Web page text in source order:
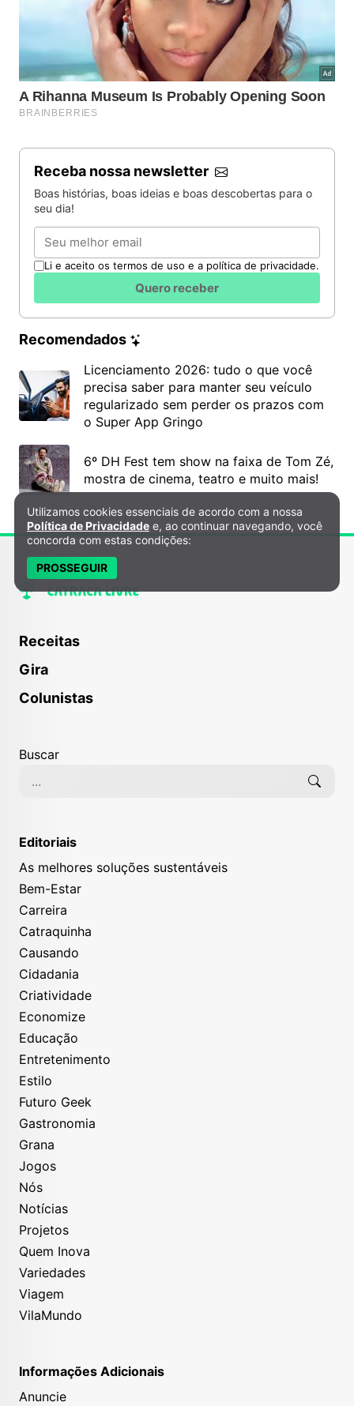
Receba nossa newsletter
Boas histórias, boas ideias e boas descobertas para o
seu dia!
Email
Li e aceito os termos de uso e a política de privacidade.
Quero receber
Recomendados
Licenciamento 2026: tudo o que você
precisa saber para manter seu veículo
regularizado sem perder os prazos com
o Super App Gringo
6º DH Fest tem show na faixa de Tom Zé,
mostra de cinema, teatro e muito mais!
Receitas
Gira
Colunistas
Buscar
Editoriais
As melhores soluções sustentáveis
Bem-Estar
Carreira
Catraquinha
Causando
Cidadania
Criatividade
Economize
Educação
Entretenimento
Estilo
Futuro Geek
Gastronomia
Grana
Jogos
Nós
Notícias
Projetos
Quem Inova
Variedades
Viagem
VilaMundo
Informações Adicionais
Anuncie
Política de Privacidade e Cookies
Utilizamos cookies essenciais de acordo com a nossa
Política de Privacidade e, ao continuar navegando, você
concorda com estas condições:
PROSSEGUIR